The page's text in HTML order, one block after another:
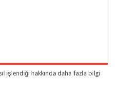
işlendiği hakkında daha fazla bilgi